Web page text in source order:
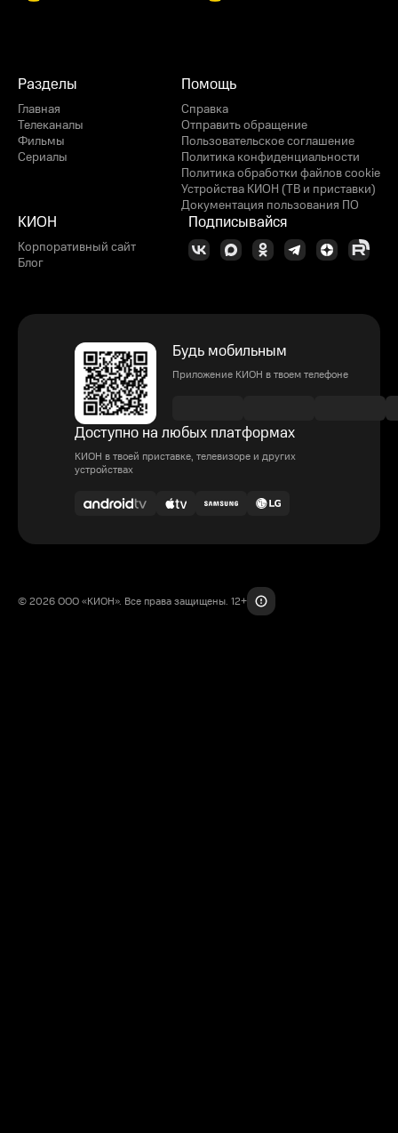
Разделы
Главная
Телеканалы
Фильмы
Сериалы
Помощь
Справка
Отправить обращение
Пользовательское соглашение
Политика конфиденциальности
Политика обработки файлов cookie
Устройства КИОН (ТВ и приставки)
Документация пользования ПО
КИОН
Корпоративный сайт
Блог
Подписывайся
Будь мобильным
Приложение КИОН в твоем телефоне
Доступно на любых платформах
КИОН в твоей приставке, телевизоре и других
устройствах
© 2026 ООО «КИОН». Все права защищены. 12+